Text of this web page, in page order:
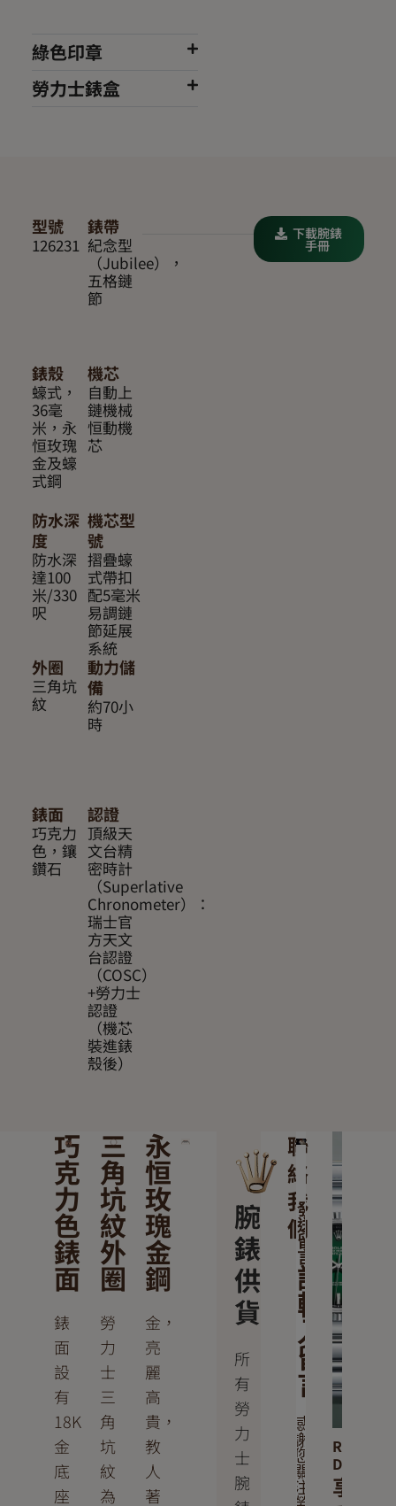
綠色印章
勞力士錶盒
型號
126231
機芯
自動上
鏈機械
恒動機
芯
錶帶
紀念型
（Jubilee），
五格鏈
節
錶殼
蠔式，
36毫
米，永
恒玫瑰
金及蠔
式鋼
機芯型
號
摺疊蠔
式帶扣
配5毫米
易調鏈
節延展
系統
錶面
巧克力
色，鑲
鑽石
外圈
三角坑
紋
動力儲
備
約70小
時
認證
頂級天
文台精
密時計
（Superlative
Chronometer）：
瑞士官
方天文
台認證
（COSC）
+勞力士
認證
（機芯
裝進錶
殼後）
防水深
度
防水深
達100
米/330
呎
下載腕錶
手冊
巧
克
力
色
錶
面
錶
面
設
有
18K
金
底
座
三
角
坑
紋
外
圈
勞
力
士
三
角
坑
紋
為
永
恒
玫
瑰
金
鋼
金，
亮
麗
高
貴，
教
人
著
腕
錶
供
貨
所
有
勞
力
士
腕
聯
絡
我
們
發
送
留
言
請
輸
入
留
言
感
謝
您
關
注
Rolex
Datejust
享